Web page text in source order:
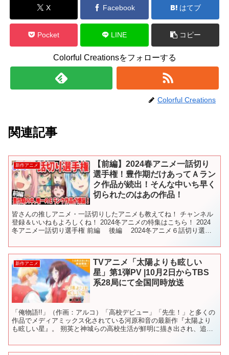
X Facebook はてブ
Pocket LINE コピー
Colorful Creationsをフォローする
Colorful Creations
関連記事
新作アニメ
【前編】2024春アニメ一話切り
選手権！豊作期だけあってＡラン
ク作品が続出！そんな中いち早く
切られたのはあの作品！
皆さんの推しアニメ・一話切りしたアニメも教えてね！ チャンネル
登録＆いいねもよろしくね！ 2024冬アニメの特集はこちら！ 2024
冬アニメ一話切り選手権 前編 後編 2024冬アニメ６話切り選手
新作アニメ
TVアニメ「太陽よりも眩しい
星」第1弾PV |10月2日からTBS
系28局にて全国同時放送
「俺物語!!」（作画：アルコ）「高校デビュー」「先生！」と多くの
作品でメディアミックス化されている河原和音の最新作『太陽より
も眩しい星』。 朔英と神城らの高校生活が鮮明に描き出され、追加